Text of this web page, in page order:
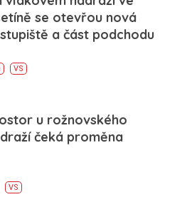
se otevřou nová
a část podchodu
VS
u rožnovského
čeká proměna
VS